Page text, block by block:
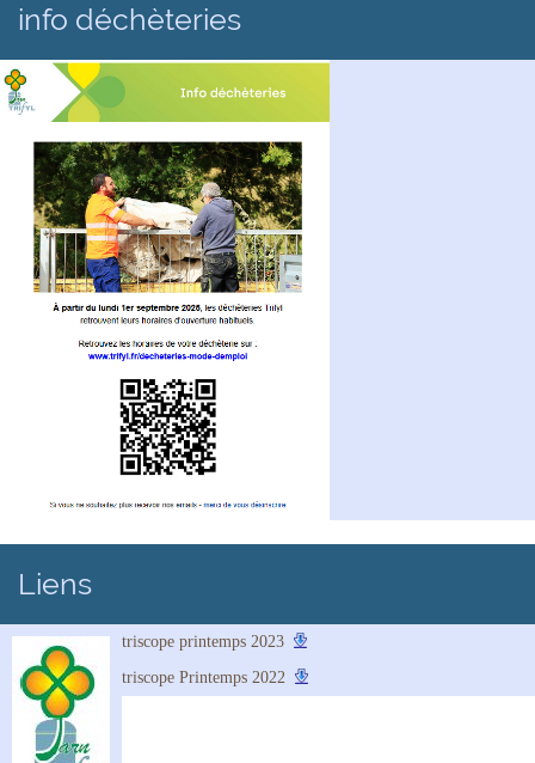
info déchèteries
Liens
triscope printemps 2023
triscope Printemps 2022